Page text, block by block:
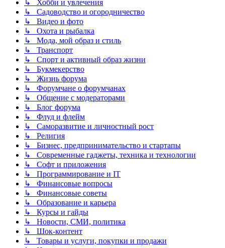
↳ Хобби и увлечения
↳ Садоводство и огородничество
↳ Видео и фото
↳ Охота и рыбалка
↳ Мода, мой образ и стиль
↳ Транспорт
↳ Спорт и активный образ жизни
↳ Букмекерство
↳ Жизнь форума
↳ Форумчане о форумчанах
↳ Общение с модераторами
↳ Блог форума
↳ Флуд и флейм
↳ Саморазвитие и личностный рост
↳ Религия
↳ Бизнес, предпринимательство и стартапы
↳ Современные гаджеты, техника и технологии
↳ Софт и приложения
↳ Программирование и IT
↳ Финансовые вопросы
↳ Финансовые советы
↳ Образование и карьера
↳ Курсы и гайды
↳ Новости, СМИ, политика
↳ Шок-контент
↳ Товары и услуги, покупки и продажи